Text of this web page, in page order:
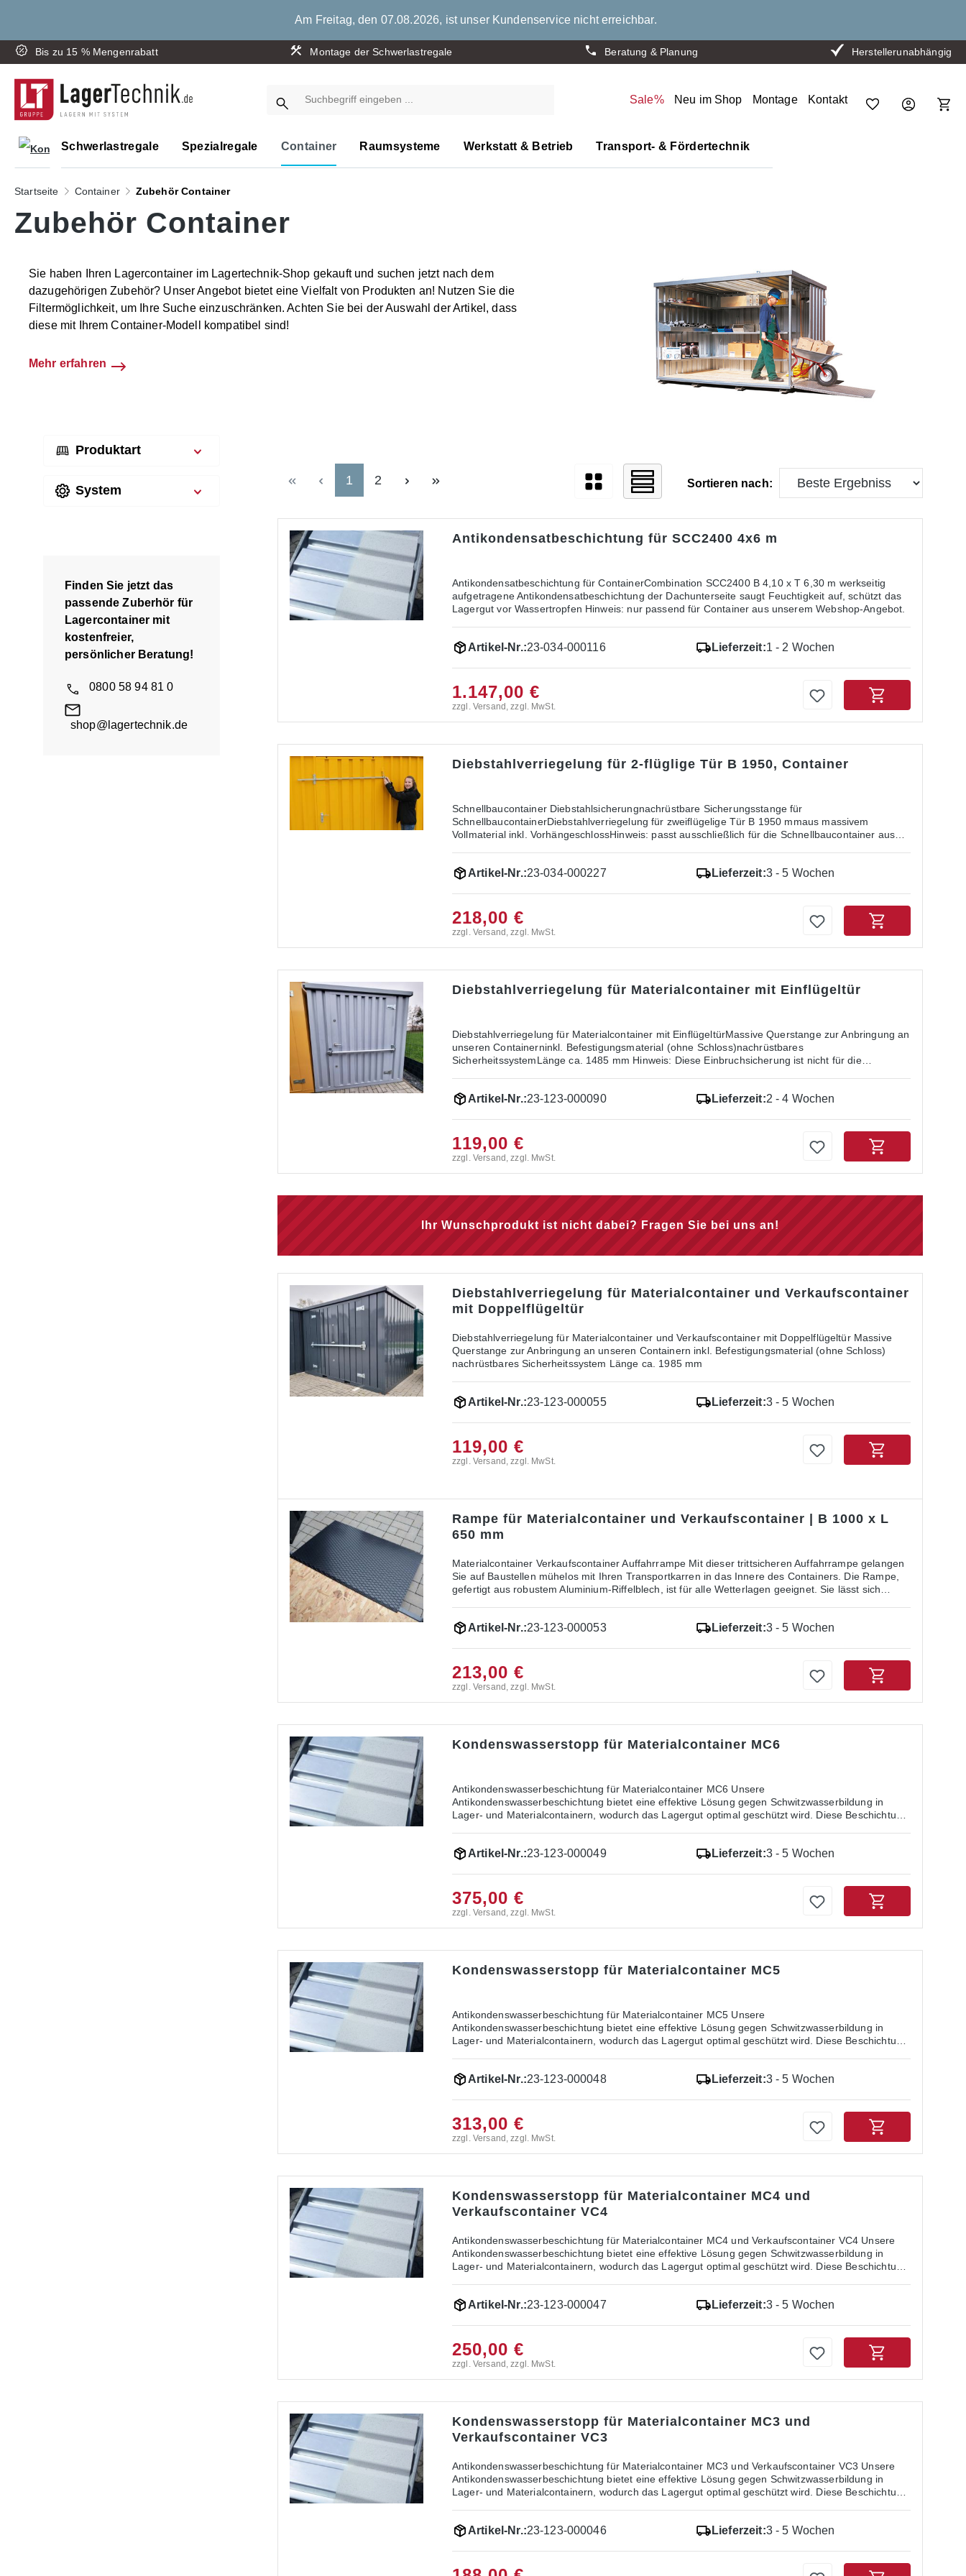
Am Freitag, den 07.08.2026, ist unser Kundenservice nicht erreichbar.
Bis zu 15 % Mengenrabatt Montage der Schwerlastregale Beratung & Planung Herstellerunabhängig
Sale% Neu im Shop Montage Kontakt
Schwerlastregale Spezialregale Container Raumsysteme Werkstatt & Betrieb Transport- & Fördertechnik
Startseite Container Zubehör Container
Zubehör Container
Sie haben Ihren Lagercontainer im Lagertechnik-Shop gekauft und suchen jetzt nach dem
dazugehörigen Zubehör? Unser Angebot bietet eine Vielfalt von Produkten an! Nutzen Sie die
Filtermöglichkeit, um Ihre Suche einzuschränken. Achten Sie bei der Auswahl der Artikel, dass
diese mit Ihrem Container-Modell kompatibel sind!
Mehr erfahren
Produktart
System
Finden Sie jetzt das
passende Zuberhör für
Lagercontainer mit
kostenfreier,
persönlicher Beratung!
0800 58 94 81 0
shop@lagertechnik.de
1 2 Sortieren nach:
Antikondensatbeschichtung für SCC2400 4x6 m
Antikondensatbeschichtung für ContainerCombination SCC2400 B 4,10 x T 6,30 m werkseitig
aufgetragene Antikondensatbeschichtung der Dachunterseite saugt Feuchtigkeit auf, schützt das
Lagergut vor Wassertropfen Hinweis: nur passend für Container aus unserem Webshop-Angebot.
Artikel-Nr.:23-034-000116 Lieferzeit:1 - 2 Wochen
1.147,00 €
zzgl. Versand, zzgl. MwSt.
Diebstahlverriegelung für 2-flüglige Tür B 1950, Container
Schnellbaucontainer Diebstahlsicherungnachrüstbare Sicherungsstange für
SchnellbaucontainerDiebstahlverriegelung für zweiflügelige Tür B 1950 mmaus massivem
Vollmaterial inkl. VorhängeschlossHinweis: passt ausschließlich für die Schnellbaucontainer aus
Artikel-Nr.:23-034-000227 Lieferzeit:3 - 5 Wochen
218,00 €
zzgl. Versand, zzgl. MwSt.
Diebstahlverriegelung für Materialcontainer mit Einflügeltür
Diebstahlverriegelung für Materialcontainer mit EinflügeltürMassive Querstange zur Anbringung an
unseren Containerninkl. Befestigungsmaterial (ohne Schloss)nachrüstbares
SicherheitssystemLänge ca. 1485 mm Hinweis: Diese Einbruchsicherung ist nicht für die
Artikel-Nr.:23-123-000090 Lieferzeit:2 - 4 Wochen
119,00 €
zzgl. Versand, zzgl. MwSt.
Ihr Wunschprodukt ist nicht dabei? Fragen Sie bei uns an!
Diebstahlverriegelung für Materialcontainer und Verkaufscontainer
mit Doppelflügeltür
Diebstahlverriegelung für Materialcontainer und Verkaufscontainer mit Doppelflügeltür Massive
Querstange zur Anbringung an unseren Containern inkl. Befestigungsmaterial (ohne Schloss)
nachrüstbares Sicherheitssystem Länge ca. 1985 mm
Artikel-Nr.:23-123-000055 Lieferzeit:3 - 5 Wochen
119,00 €
zzgl. Versand, zzgl. MwSt.
Rampe für Materialcontainer und Verkaufscontainer | B 1000 x L
650 mm
Materialcontainer Verkaufscontainer Auffahrrampe Mit dieser trittsicheren Auffahrrampe gelangen
Sie auf Baustellen mühelos mit Ihren Transportkarren in das Innere des Containers. Die Rampe,
gefertigt aus robustem Aluminium-Riffelblech, ist für alle Wetterlagen geeignet. Sie lässt sich
Belastbarkeit: 500 kg/m²
Artikel-Nr.:23-123-000053 Lieferzeit:3 - 5 Wochen
213,00 €
zzgl. Versand, zzgl. MwSt.
Kondenswasserstopp für Materialcontainer MC6
Antikondenswasserbeschichtung für Materialcontainer MC6 Unsere
Antikondenswasserbeschichtung bietet eine effektive Lösung gegen Schwitzwasserbildung in
Lager- und Materialcontainern, wodurch das Lagergut optimal geschützt wird. Diese Beschichtung
einer Acryl-Emulsion basiert. Vorteile der Antikondenswasserbeschichtung: Effektiver Schutz:
aufgetragen, bietet die Beschichtung langanhaltenden Schutz.
Artikel-Nr.:23-123-000049 Lieferzeit:3 - 5 Wochen
375,00 €
zzgl. Versand, zzgl. MwSt.
Kondenswasserstopp für Materialcontainer MC5
Antikondenswasserbeschichtung für Materialcontainer MC5 Unsere
Antikondenswasserbeschichtung bietet eine effektive Lösung gegen Schwitzwasserbildung in
Lager- und Materialcontainern, wodurch das Lagergut optimal geschützt wird. Diese Beschichtung
einer Acryl-Emulsion basiert. Vorteile der Antikondenswasserbeschichtung: Effektiver Schutz:
aufgetragen, bietet die Beschichtung langanhaltenden Schutz.
Artikel-Nr.:23-123-000048 Lieferzeit:3 - 5 Wochen
313,00 €
zzgl. Versand, zzgl. MwSt.
Kondenswasserstopp für Materialcontainer MC4 und
Verkaufscontainer VC4
Antikondenswasserbeschichtung für Materialcontainer MC4 und Verkaufscontainer VC4 Unsere
Antikondenswasserbeschichtung bietet eine effektive Lösung gegen Schwitzwasserbildung in
Lager- und Materialcontainern, wodurch das Lagergut optimal geschützt wird. Diese Beschichtung
einer Acryl-Emulsion basiert. Vorteile der Antikondenswasserbeschichtung: Effektiver Schutz:
aufgetragen, bietet die Beschichtung langanhaltenden Schutz.
Artikel-Nr.:23-123-000047 Lieferzeit:3 - 5 Wochen
250,00 €
zzgl. Versand, zzgl. MwSt.
Kondenswasserstopp für Materialcontainer MC3 und
Verkaufscontainer VC3
Antikondenswasserbeschichtung für Materialcontainer MC3 und Verkaufscontainer VC3 Unsere
Antikondenswasserbeschichtung bietet eine effektive Lösung gegen Schwitzwasserbildung in
Lager- und Materialcontainern, wodurch das Lagergut optimal geschützt wird. Diese Beschichtung
einer Acryl-Emulsion basiert. Vorteile der Antikondenswasserbeschichtung: Effektiver Schutz:
aufgetragen, bietet die Beschichtung langanhaltenden Schutz.
Artikel-Nr.:23-123-000046 Lieferzeit:3 - 5 Wochen